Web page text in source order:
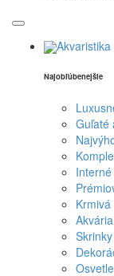
Akvaristika
Najobľúbenejšie
Guľaté
Krmivá
Akvária